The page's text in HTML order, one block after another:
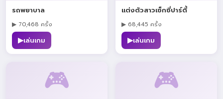
รถพยาบาล
▶ 70,468 ครั้ง
▶เล่นเกม
แต่งตัวสาวเซ็กซี่ปาร์ตี้
▶ 68,445 ครั้ง
▶เล่นเกม
🎮 🎮